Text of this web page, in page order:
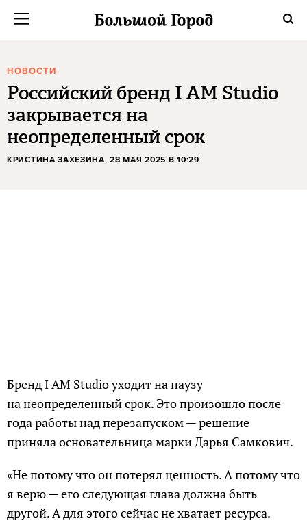
НОВОСТИ
Российский бренд I AM Studio
закрывается на
неопределенный срок
КРИСТИНА ЗАХЕЗИНА, 28 МАЯ 2025 В 10:29
Бренд I AM Studio уходит на паузу
на неопределенный срок. Это произошло после
года работы над перезапуском — решение
приняла основательница марки Дарья Самкович.
«Не потому что он потерял ценность. А потому что
я верю — его следующая глава должна быть
другой. А для этого сейчас не хватает ресурса.